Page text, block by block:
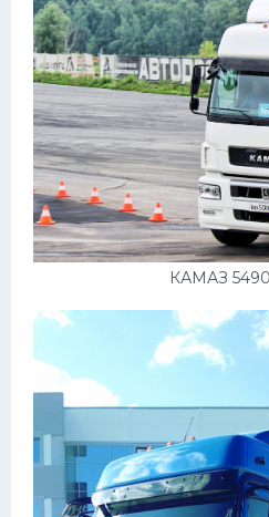
КАМАЗ
Мерседес
Фольксваген
Лексус
Дэу
Скания
Форд
Черри
Джили
Кавасаки
ЛУАЗ
Фиат